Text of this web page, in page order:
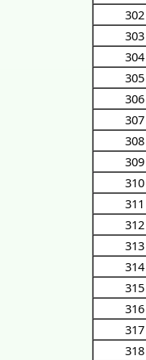
302
303
304
305
306
307
308
309
310
311
312
313
314
315
316
317
318